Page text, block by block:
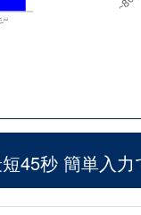
45秒 簡単入力